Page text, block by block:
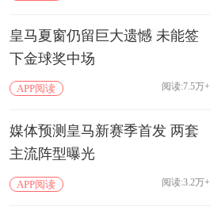
皇马夏窗仍留巨大遗憾 未能签
下金球奖中场
APP阅读 阅读:7.5万+
媒体预测皇马新赛季首发 两套
主流阵型曝光
APP阅读 阅读:3.2万+